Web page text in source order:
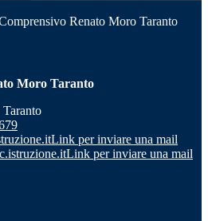
Renato Moro Taranto
Moro Taranto
Link per inviare una mail
Link per inviare una mail